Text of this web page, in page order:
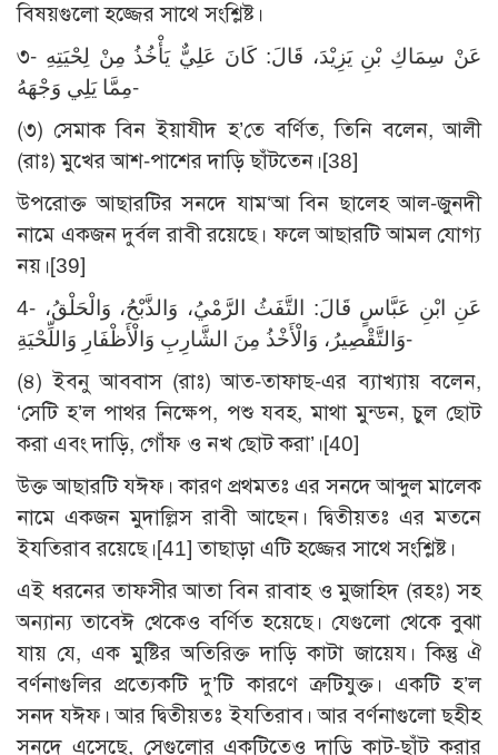
বিষয়গুলো হজ্জের সাথে সংশ্লিষ্ট।
৩- عَنْ سِمَاكِ بْنِ يَزِيْدَ، قَالَ: كَانَ عَلِيٌّ يَأْخُذُ مِنْ لِحْيَتِهِ
مِمَّا يَلِي وَجْهَهُ-
(৩) সেমাক বিন ইয়াযীদ হ’তে বর্ণিত, তিনি বলেন, আলী
(রাঃ) মুখের আশ-পাশের দাড়ি ছাঁটতেন।[38]
উপরোক্ত আছারটির সনদে যাম‘আ বিন ছালেহ আল-জুনদী
নামে একজন দুর্বল রাবী রয়েছে। ফলে আছারটি আমল যোগ্য
নয়।[39]
4- عَنِ ابْنِ عَبَّاسٍ قَالَ: التَّفَثُ الرَّمْيُ، وَالذَّبْحُ، وَالْحَلْقُ،
وَالتَّقْصِيرُ، وَالْأَخْذُ مِنَ الشَّارِبِ وَالْأَظْفَارِ وَاللِّحْيَةِ-
(৪) ইবনু আববাস (রাঃ) আত-তাফাছ-এর ব্যাখ্যায় বলেন,
‘সেটি হ’ল পাথর নিক্ষেপ, পশু যবহ, মাথা মুন্ডন, চুল ছোট
করা এবং দাড়ি, গোঁফ ও নখ ছোট করা’।[40]
উক্ত আছারটি যঈফ। কারণ প্রথমতঃ এর সনদে আব্দুল মালেক
নামে একজন মুদাল্লিস রাবী আছেন। দ্বিতীয়তঃ এর মতনে
ইযতিরাব রয়েছে।[41] তাছাড়া এটি হজ্জের সাথে সংশ্লিষ্ট।
এই ধরনের তাফসীর আতা বিন রাবাহ ও মুজাহিদ (রহঃ) সহ
অন্যান্য তাবেঈ থেকেও বর্ণিত হয়েছে। যেগুলো থেকে বুঝা
যায় যে, এক মুষ্টির অতিরিক্ত দাড়ি কাটা জায়েয। কিন্তু ঐ
বর্ণনাগুলির প্রত্যেকটি দু’টি কারণে ত্রুটিযুক্ত। একটি হ’ল
সনদ যঈফ। আর দ্বিতীয়তঃ ইযতিরাব। আর বর্ণনাগুলো ছহীহ
সনদে এসেছে, সেগুলোর একটিতেও দাড়ি কাট-ছাঁট করার